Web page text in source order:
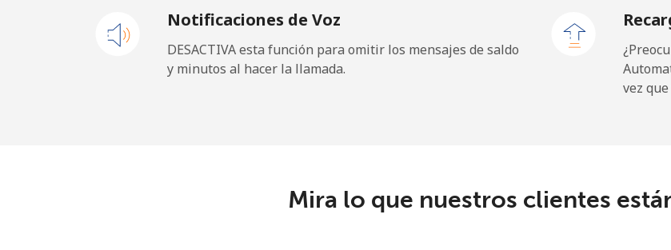
Celular 665 min
Maldives
Notificaciones de Voz
DESACTIVA esta función para omitir los mensajes de saldo
y minutos al hacer la llamada.
vez
Mira lo que nuestros clientes